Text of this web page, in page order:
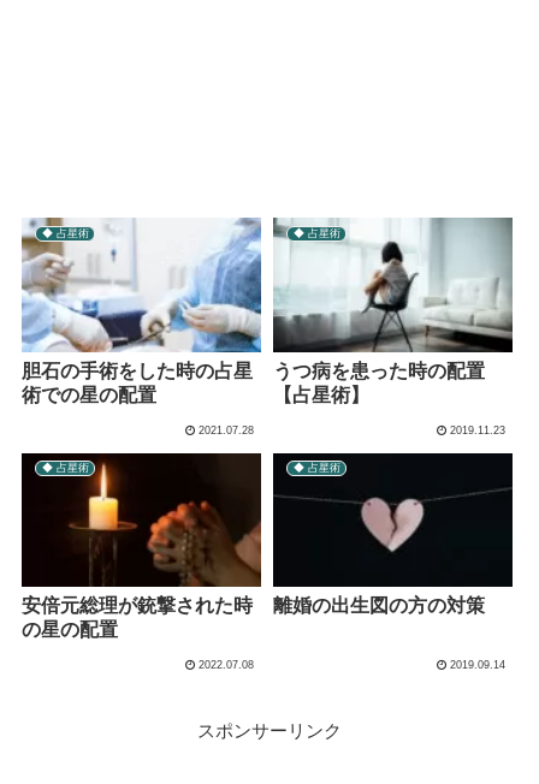
◆ 占星術
胆石の手術をした時の占星
術での星の配置
2021.07.28
◆ 占星術
うつ病を患った時の配置
【占星術】
2019.11.23
◆ 占星術
安倍元総理が銃撃された時
の星の配置
2022.07.08
◆ 占星術
離婚の出生図の方の対策
2019.09.14
スポンサーリンク